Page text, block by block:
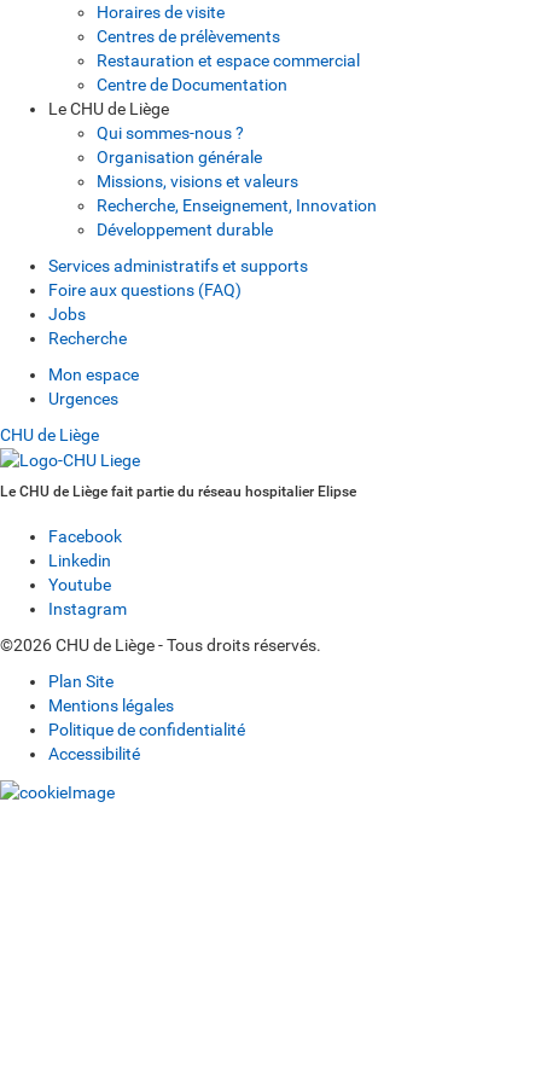
Horaires de visite
Centres de prélèvements
Restauration et espace commercial
Centre de Documentation
Le CHU de Liège
Qui sommes-nous ?
Organisation générale
Missions, visions et valeurs
Recherche, Enseignement, Innovation
Développement durable
Services administratifs et supports
Foire aux questions (FAQ)
Jobs
Recherche
Mon espace
Urgences
CHU de Liège
Le CHU de Liège fait partie du réseau hospitalier Elipse
Facebook
Linkedin
Youtube
Instagram
©2026 CHU de Liège - Tous droits réservés.
Plan Site
Mentions légales
Politique de confidentialité
Accessibilité